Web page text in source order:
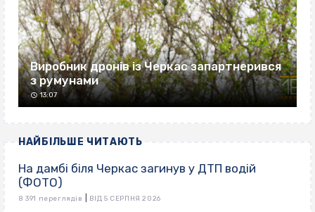
Виробник дронів із Черкас запартнерився
з румунами
13:07
НАЙБІЛЬШЕ ЧИТАЮТЬ
На дамбі біля Черкас загинув у ДТП водій
(ФОТО)
8 391 переглядів ВІД 5 СЕРПНЯ 2026